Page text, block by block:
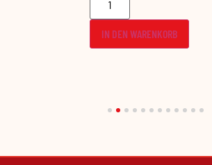
IN DEN WARENKORB